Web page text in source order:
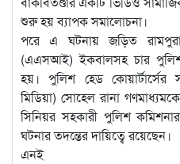
শুরু হয় ব্যাপক সমালোচনা।
পরে এ ঘটনায় জড়িত
(এএসআই) ইকবালসহ চার
হয়। পুলিশ হেড
মিডিয়া) সোহেল রানা
সিনিয়র সহকারী পুলিশ
ঘটনার তদন্তের দায়িত্বে রয়েছেন।
এনই